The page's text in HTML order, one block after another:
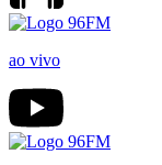
ao vivo